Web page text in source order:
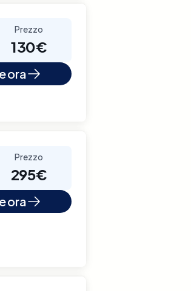
Prezzo
130€
ora
Prezzo
295€
ora